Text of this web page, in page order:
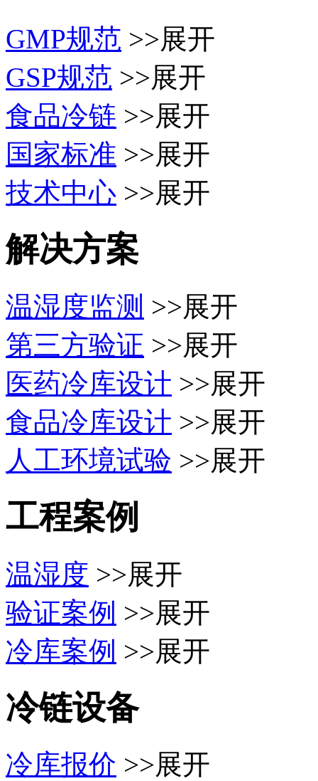
GMP规范 >>展开
GSP规范 >>展开
食品冷链 >>展开
国家标准 >>展开
技术中心 >>展开
解决方案
温湿度监测 >>展开
第三方验证 >>展开
医药冷库设计 >>展开
食品冷库设计 >>展开
人工环境试验 >>展开
工程案例
温湿度 >>展开
验证案例 >>展开
冷库案例 >>展开
冷链设备
冷库报价 >>展开